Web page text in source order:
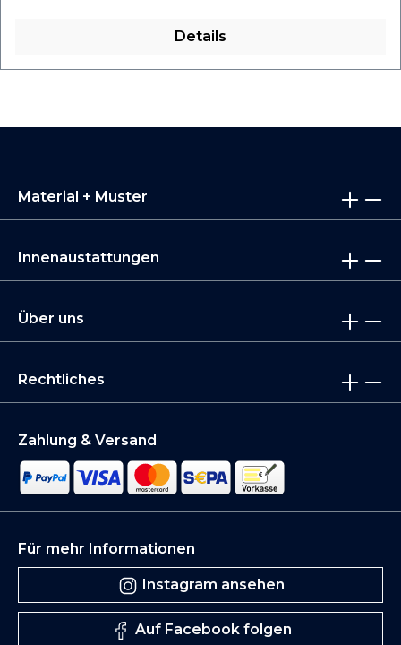
Details
Material + Muster
Innenaustattungen
Über uns
Rechtliches
Zahlung & Versand
Für mehr Informationen
Instagram ansehen
Auf Facebook folgen